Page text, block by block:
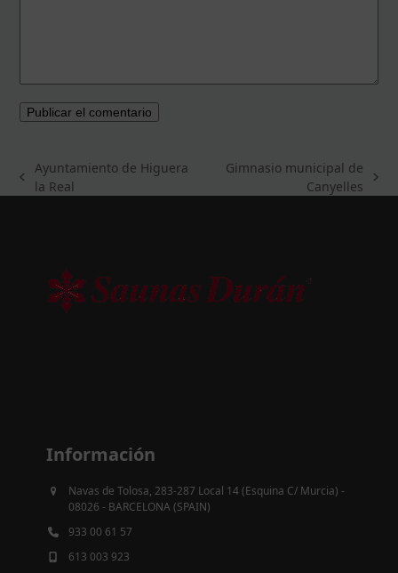
previous
Ayuntamiento de Higuera
la Real
Gimnasio municipal de
Canyelles
Información
Navas de Tolosa, 283-287 Local 14 (Esquina C/ Murcia) -
08026 - BARCELONA (SPAIN)
933 00 61 57
613 003 923